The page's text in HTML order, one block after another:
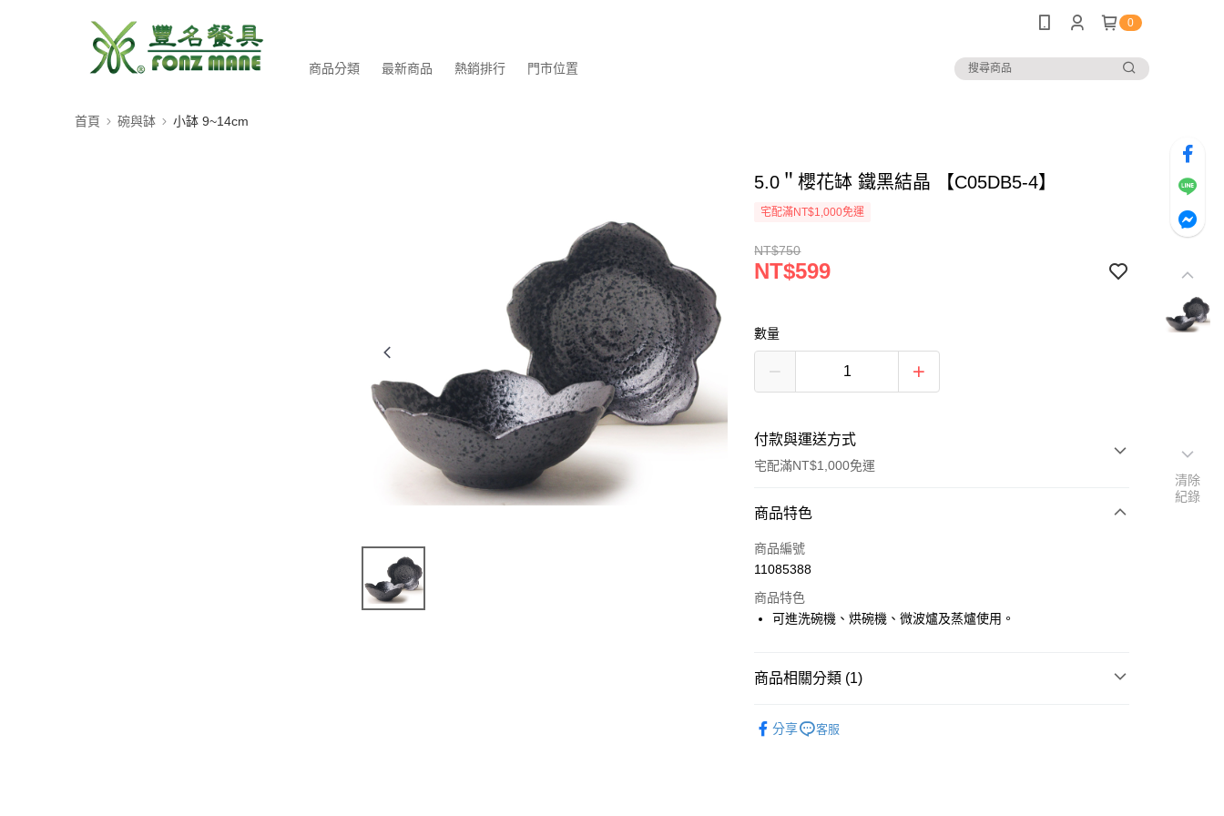
0
商品分類 最新商品 熱銷排行 門市位置
首頁 碗與缽 小缽 9~14cm
5.0＂櫻花缽 鐵黑結晶 【C05DB5-4】
宅配滿NT$1,000免運
NT$750
NT$599
數量
付款與運送方式
宅配滿NT$1,000免運
付款方式
信用卡一次付款
ATM付款
運送方式
每筆NT$200，滿NT$1,000(含以上)免運費
商品特色
商品編號
11085388
商品特色
可進洗碗機、烘碗機、微波爐及蒸爐使用。
商品相關分類 (1)
分享
客服
清除
紀錄